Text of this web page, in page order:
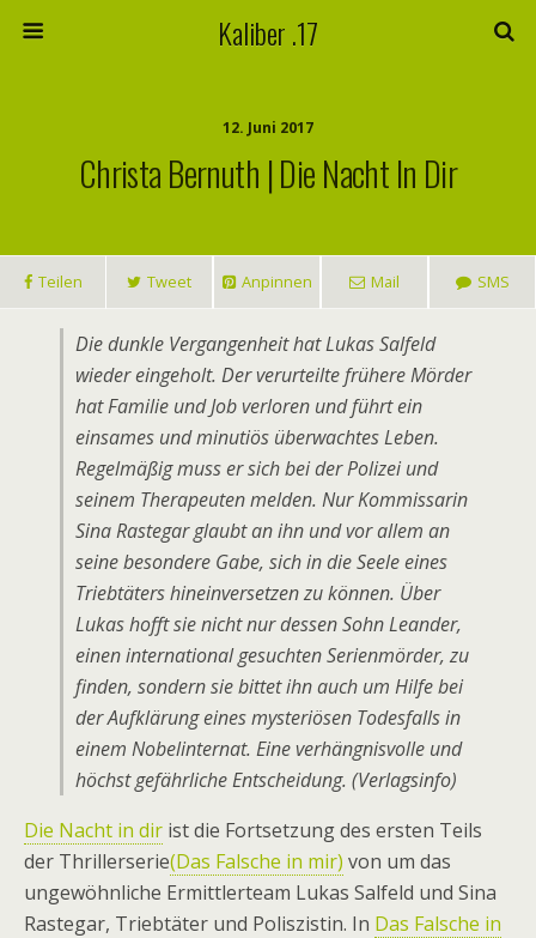
Kaliber .17
12. Juni 2017
Christa Bernuth | Die Nacht In Dir
Teilen Tweet Anpinnen Mail SMS
Die dunkle Vergangenheit hat Lukas Salfeld
wieder eingeholt. Der verurteilte frühere Mörder
hat Familie und Job verloren und führt ein
einsames und minutiös überwachtes Leben.
Regelmäßig muss er sich bei der Polizei und
seinem Therapeuten melden. Nur Kommissarin
Sina Rastegar glaubt an ihn und vor allem an
seine besondere Gabe, sich in die Seele eines
Triebtäters hineinversetzen zu können. Über
Lukas hofft sie nicht nur dessen Sohn Leander,
einen international gesuchten Serienmörder, zu
finden, sondern sie bittet ihn auch um Hilfe bei
der Aufklärung eines mysteriösen Todesfalls in
einem Nobelinternat. Eine verhängnisvolle und
höchst gefährliche Entscheidung. (Verlagsinfo)
Die Nacht in dir ist die Fortsetzung des ersten Teils
der Thrillerserie(Das Falsche in mir) von um das
ungewöhnliche Ermittlerteam Lukas Salfeld und Sina
Rastegar, Triebtäter und Poliszistin. In Das Falsche in